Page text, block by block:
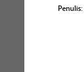
Penulis: